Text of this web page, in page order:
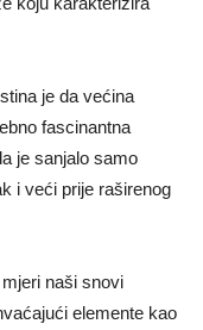
je da većina
fascinantna
je sanjalo samo
i veći prije raširenog
naši snovi
elemente kao